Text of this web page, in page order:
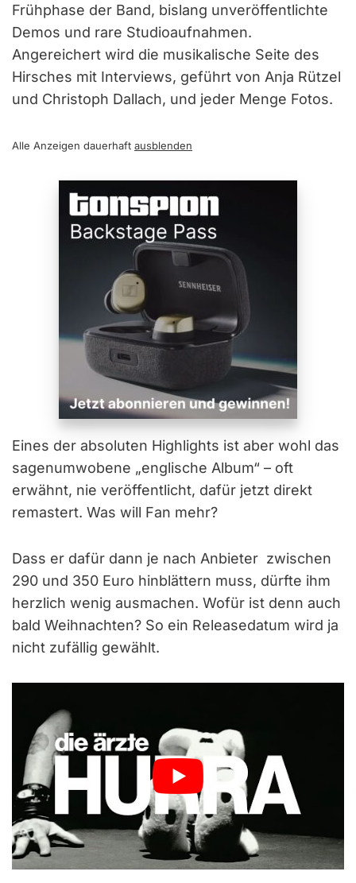
Frühphase der Band, bislang unveröffentlichte
Demos und rare Studioaufnahmen.
Angereichert wird die musikalische Seite des
Hirsches mit Interviews, geführt von Anja Rützel
und Christoph Dallach, und jeder Menge Fotos.
Alle Anzeigen dauerhaft ausblenden
Eines der absoluten Highlights ist aber wohl das
sagenumwobene „englische Album“ – oft
erwähnt, nie veröffentlicht, dafür jetzt direkt
remastert. Was will Fan mehr?
Dass er dafür dann je nach Anbieter zwischen
290 und 350 Euro hinblättern muss, dürfte ihm
herzlich wenig ausmachen. Wofür ist denn auch
bald Weihnachten? So ein Releasedatum wird ja
nicht zufällig gewählt.